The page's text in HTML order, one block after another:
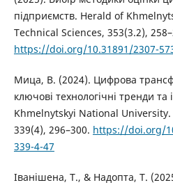
підприємств. Herald of
Technical Sciences, 353(3.2),
https://doi.org/10.31891/2307-
Мица, В. (2024). Цифрова
ключові технологічні тренди та
Khmelnytskyi National University.
339(4), 296–300. https://doi.org/
339-4-47
Іванішена, Т., & Надопта, Т.